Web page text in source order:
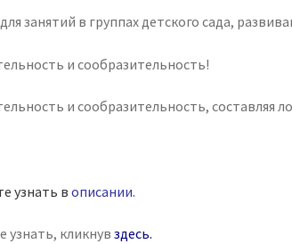
занятий в группах детского сада,
и сообразительность!
и сообразительность, составляя
узнать вописании.
узнать, кликнув здесь.